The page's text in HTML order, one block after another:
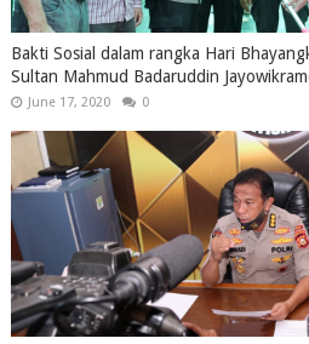
Bakti Sosial dalam rangka Hari
Sultan Mahmud Badaruddin
June 17, 2020 0